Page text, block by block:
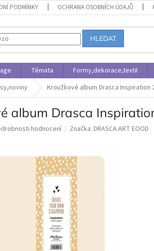
PODMÍNKY OCHRANA OSOBNÍCH ÚDAJŮ
HLEDAT
Témata Formy,dekorace,textil
Kroužkové album Drasca Inspiration
album Drasca
hodnocení Značka: DRASCA ART EOOD